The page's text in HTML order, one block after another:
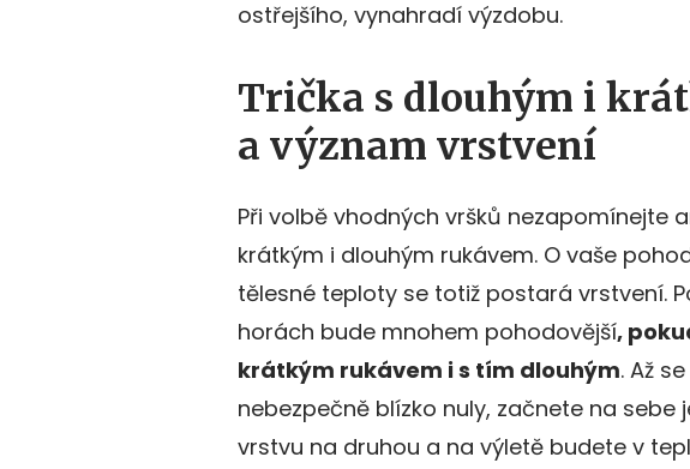
ostřejšího, vynahradí výzdobu.
Trička s dlouhým i
a význam vrstvení
Při volbě vhodných vršků nezapomínejte
krátkým i dlouhým rukávem. O vaše
tělesné teploty se totiž postará vrstvení.
horách bude mnohem pohodovější,
krátkým rukávem i s tím dlouhým. Až
nebezpečně blízko nuly, začnete na sebe
vrstvu na druhou a na výletě budete v